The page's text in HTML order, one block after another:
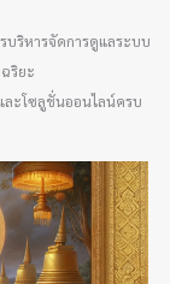
บริหารจัดการดูแลระบบ
ริยะ
ละโซลูชั่นออนไลน์ครบ